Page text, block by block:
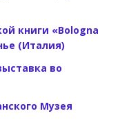
книги «Bologna
(Италия)
во
Музея